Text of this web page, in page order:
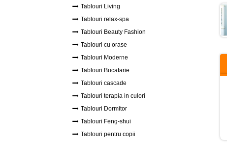
Tablouri Living
Tablouri relax-spa
Tablouri Beauty Fashion
Tablouri cu orase
Tablouri Moderne
Tablouri Bucatarie
Tablouri cascade
Tablouri terapia in culori
Tablouri Dormitor
Tablouri Feng-shui
Tablouri pentru copii